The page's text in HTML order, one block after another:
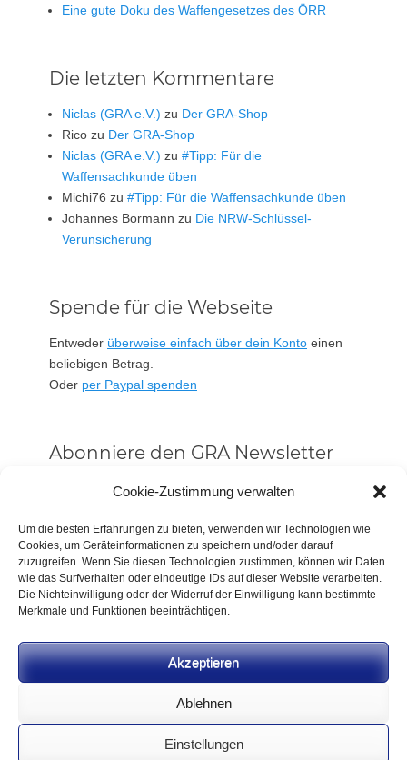
Cookie-Zustimmung verwalten
Um die besten Erfahrungen zu bieten, verwenden wir Technologien wie
Cookies, um Geräteinformationen zu speichern und/oder darauf
zuzugreifen. Wenn Sie diesen Technologien zustimmen, können wir Daten
wie das Surfverhalten oder eindeutige IDs auf dieser Website verarbeiten.
Die Nichteinwilligung oder der Widerruf der Einwilligung kann bestimmte
Merkmale und Funktionen beeinträchtigen.
Akzeptieren
Ablehnen
Einstellungen
Eine gute Doku des Waffengesetzes des ÖRR
Die letzten Kommentare
Niclas (GRA e.V.) zu Der GRA-Shop
Rico zu Der GRA-Shop
Niclas (GRA e.V.) zu #Tipp: Für die
Waffensachkunde üben
Michi76 zu #Tipp: Für die Waffensachkunde üben
Johannes Bormann zu Die NRW-Schlüssel-
Verunsicherung
Spende für die Webseite
Entweder überweise einfach über dein Konto einen
beliebigen Betrag.
Oder per Paypal spenden
Abonniere den GRA Newsletter
Vorname oder ganzer Name
Email
Alle Neuigkeiten sofort
Datenschutzerklärung.